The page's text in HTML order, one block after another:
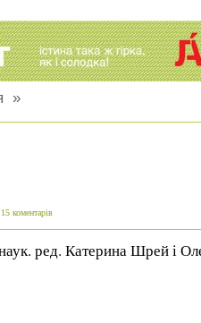
»
15 коментарів
ред. Катерина Шрей і